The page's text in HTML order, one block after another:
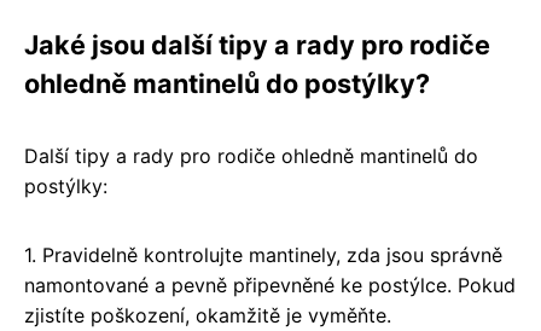
Jaké jsou další tipy a rady pro rodiče
ohledně mantinelů do postýlky?
Další tipy a rady pro rodiče ohledně mantinelů do
postýlky:
1. Pravidelně kontrolujte mantinely, zda jsou správně
namontované a pevně připevněné ke postýlce. Pokud
zjistíte poškození, okamžitě je vyměňte.